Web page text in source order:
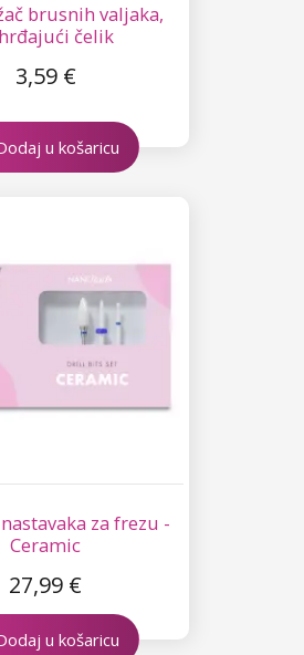
brusnih valjaka,
čelik
3,59 €
u košaricu
za frezu -
Ceramic
27,99 €
u košaricu